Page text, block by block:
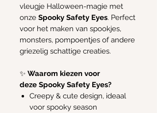
vleugje Halloween-magie met
onze Spooky Safety Eyes. Perfect
voor het maken van spookjes,
monsters, pompoentjes of andere
griezelig schattige creaties.
✨ Waarom kiezen voor
deze Spooky Safety Eyes?
Creepy & cute design, ideaal
voor spooky season